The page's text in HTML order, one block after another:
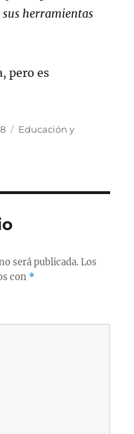
herramientas
pero es
Categorías
Educación y
será publicada. Los
con *